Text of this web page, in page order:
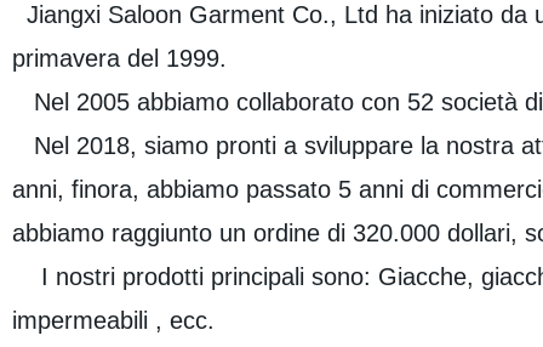
Jiangxi Saloon Garment Co., Ltd ha iniziato da
primavera del 1999.
Nel 2005 abbiamo collaborato con 52 società
Nel 2018, siamo pronti a sviluppare la nostra
anni, finora, abbiamo passato 5 anni di
abbiamo raggiunto un ordine di 320.000 dollari,
I nostri prodotti principali sono: Giacche,
impermeabili , ecc.